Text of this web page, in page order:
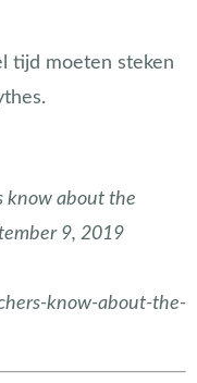
tijd moeten steken
know about the
9, 2019
know-about-the-